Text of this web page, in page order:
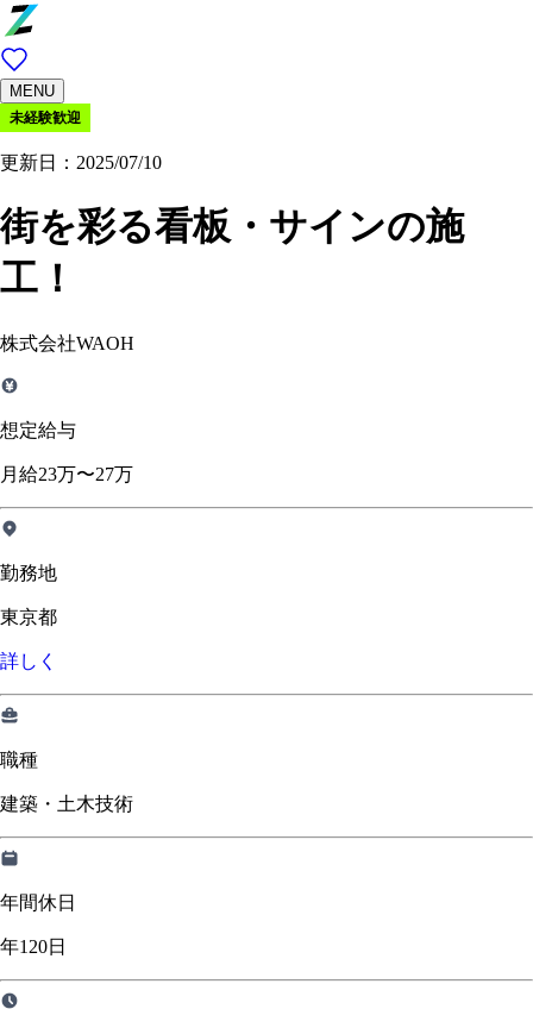
MENU
未経験歓迎
更新日：2025/07/10
街を彩る看板・サインの施
工！
株式会社WAOH
想定給与
月給23万〜27万
勤務地
東京都
詳しく
職種
建築・土木技術
年間休日
年120日